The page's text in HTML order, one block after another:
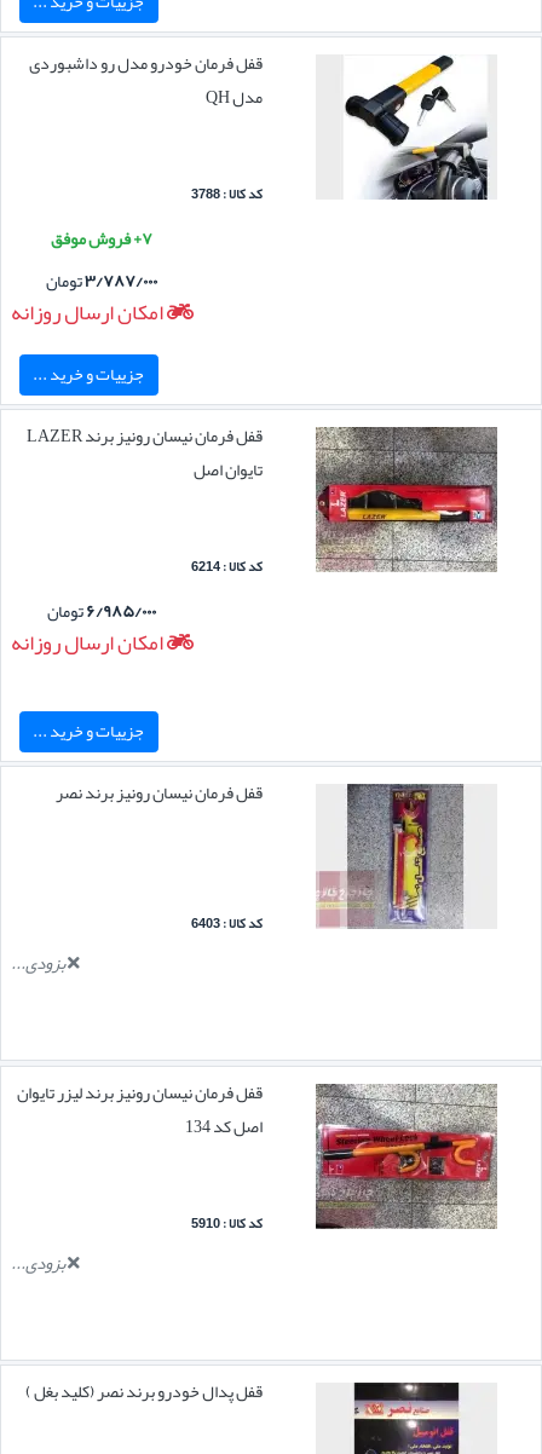
قفل فرمان خودرو مدل رو داشبوردی
مدل QH
کد کالا : 3788
۷+ فروش موفق
۳/۷۸۷/۰۰۰تومان
امکان ارسال روزانه
جزییات و خرید ...
قفل فرمان نیسان رونیز برند LAZER
تایوان اصل
کد کالا : 6214
۶/۹۸۵/۰۰۰تومان
امکان ارسال روزانه
جزییات و خرید ...
قفل فرمان نیسان رونیز برند نصر
کد کالا : 6403
بزودی...
قفل فرمان نیسان رونیز برند لیزر تایوان
اصل کد 134
کد کالا : 5910
بزودی...
قفل پدال خودرو برند نصر (کلید بغل )